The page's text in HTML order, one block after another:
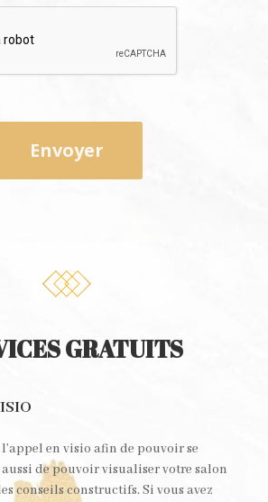
Envoyer
GRATUITS
en visio afin de pouvoir se
de pouvoir visualiser votre salon
conseils constructifs. Si vous avez